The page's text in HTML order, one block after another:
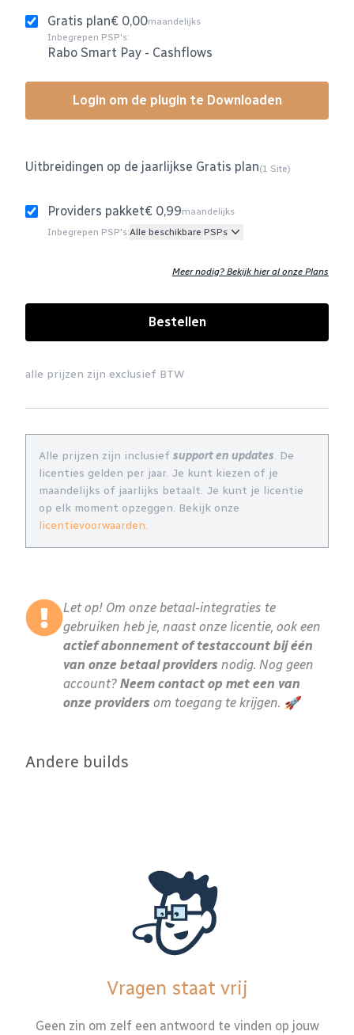
Let op! Om onze betaal-integraties te
gebruiken heb je, naast onze licentie, ook een
actief abonnement of testaccount bij één
van onze betaal providers nodig. Nog geen
account? Neem contact op met een van
onze providers om toegang te krijgen. 🚀
Andere builds
Gratis plan€ 0,00maandelijks
Inbegrepen PSP's:
Rabo Smart Pay - Cashflows
Login om de plugin te Downloaden
Uitbreidingen op de jaarlijkse Gratis plan(1 Site)
Providers pakket€ 0,99maandelijks
Inbegrepen PSP's:Alle beschikbare PSPs
Meer nodig? Bekijk hier al onze Plans
Bestellen
alle prijzen zijn exclusief BTW
Alle prijzen zijn inclusief support en updates. De
licenties gelden per jaar. Je kunt kiezen of je
maandelijks of jaarlijks betaalt. Je kunt je licentie
op elk moment opzeggen. Bekijk onze
licentievoorwaarden.
Vragen staat vrij
Geen zin om zelf een antwoord te vinden op jouw